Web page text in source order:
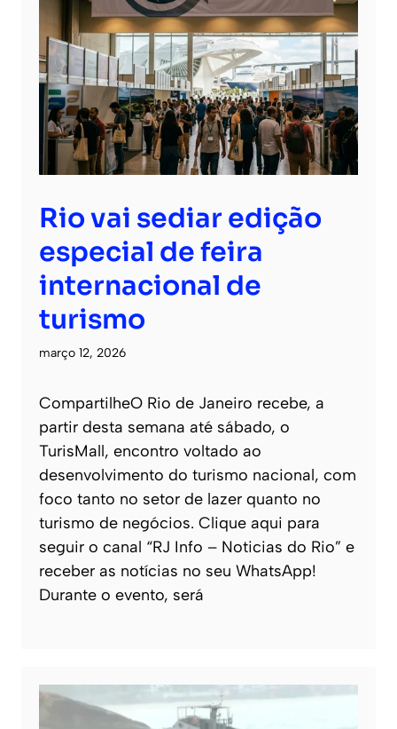
Rio vai sediar edição
especial de feira
internacional de
turismo
março 12, 2026
CompartilheO Rio de Janeiro recebe, a
partir desta semana até sábado, o
TurisMall, encontro voltado ao
desenvolvimento do turismo nacional, com
foco tanto no setor de lazer quanto no
turismo de negócios. Clique aqui para
seguir o canal “RJ Info – Noticias do Rio” e
receber as notícias no seu WhatsApp!
Durante o evento, será